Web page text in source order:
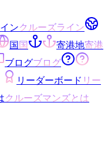
ンクルーズライン
国国 寄港地寄港
ブログブログ
リーダーボード リー
クルーズマンズとは